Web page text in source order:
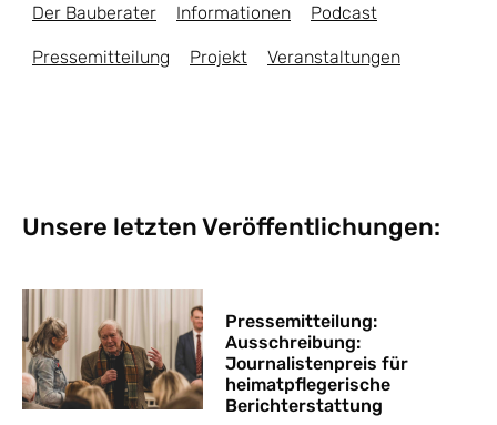
Der Bauberater Informationen Podcast
Pressemitteilung Projekt Veranstaltungen
Unsere letzten Veröffentlichungen:
Pressemitteilung:
Ausschreibung:
Journalistenpreis für
heimatpflegerische
Berichterstattung